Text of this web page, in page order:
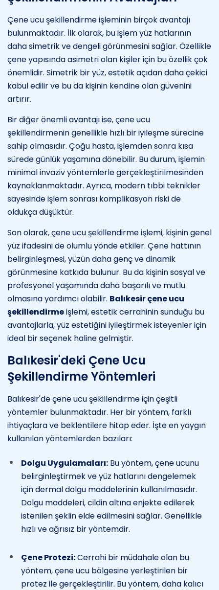
Çene ucu şekillendirme işleminin birçok avantajı
bulunmaktadır. İlk olarak, bu işlem yüz hatlarının
daha simetrik ve dengeli görünmesini sağlar. Özellikle
çene yapısında asimetri olan kişiler için bu özellik çok
önemlidir. Simetrik bir yüz, estetik açıdan daha çekici
kabul edilir ve bu da kişinin kendine olan güvenini
artırır.
Bir diğer önemli avantajı ise, çene ucu
şekillendirmenin genellikle hızlı bir iyileşme sürecine
sahip olmasıdır. Çoğu hasta, işlemden sonra kısa
sürede günlük yaşamına dönebilir. Bu durum, işlemin
minimal invaziv yöntemlerle gerçekleştirilmesinden
kaynaklanmaktadır. Ayrıca, modern tıbbi teknikler
sayesinde işlem sonrası komplikasyon riski de
oldukça düşüktür.
Son olarak, çene ucu şekillendirme işlemi, kişinin genel
yüz ifadesini de olumlu yönde etkiler. Çene hattının
belirginleşmesi, yüzün daha genç ve dinamik
görünmesine katkıda bulunur. Bu da kişinin sosyal ve
profesyonel yaşamında daha başarılı ve mutlu
olmasına yardımcı olabilir. Balıkesir çene ucu
şekillendirmeişlemi, estetik cerrahinin sunduğu bu
avantajlarla, yüz estetiğini iyileştirmek isteyenler için
ideal bir seçenek haline gelmiştir.
Balıkesir'deki Çene Ucu
Şekillendirme Yöntemleri
Balıkesir'de çene ucu şekillendirme için çeşitli
yöntemler bulunmaktadır. Her bir yöntem, farklı
ihtiyaçlara ve beklentilere hitap eder. İşte en yaygın
kullanılan yöntemlerden bazıları:
Dolgu Uygulamaları: Bu yöntem, çene ucunu
belirginleştirmek ve yüz hatlarını dengelemek
için dermal dolgu maddelerinin kullanılmasıdır.
Dolgu maddeleri, cildin altına enjekte edilerek
istenilen şeklin elde edilmesini sağlar. Genellikle
hızlı ve ağrısız bir yöntemdir.
Çene Protezi:Cerrahi bir müdahale olan bu
yöntem, çene ucu bölgesine yerleştirilen bir
protez ile gerçekleştirilir. Bu yöntem, daha kalıcı